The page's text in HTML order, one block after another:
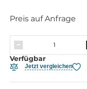
Preis auf Anfrage
Verfügbar
Jetzt vergleichen